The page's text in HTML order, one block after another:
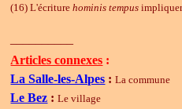
(16) L'écriturehominis tempus
Articles connexes :
La Salle-les-Alpes :La commune
Le Bez :Le village